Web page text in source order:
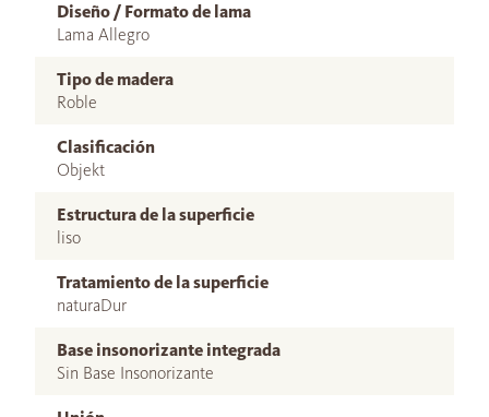
Diseño / Formato de lama
Lama Allegro
Tipo de madera
Roble
Clasificación
Objekt
Estructura de la superficie
liso
Tratamiento de la superficie
naturaDur
Base insonorizante integrada
Sin Base Insonorizante